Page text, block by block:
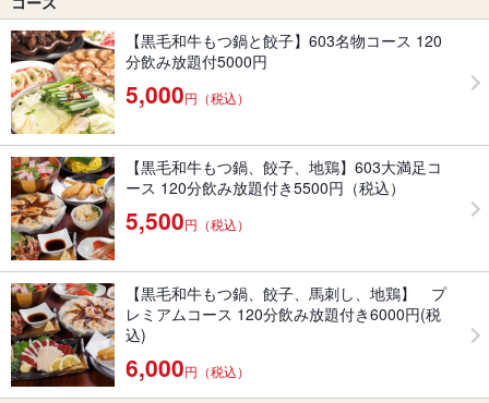
【黒毛和牛もつ鍋と餃子】603名物コース 120
分飲み放題付5000円
5,000円（税込）
【黒毛和牛もつ鍋、餃子、地鶏】603大満足コ
ース 120分飲み放題付き5500円（税込）
5,500円（税込）
【黒毛和牛もつ鍋、餃子、馬刺し、地鶏】 プ
レミアムコース 120分飲み放題付き6000円(税
込)
6,000円（税込）